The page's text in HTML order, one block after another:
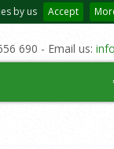
by us Accept
690 - Email us: